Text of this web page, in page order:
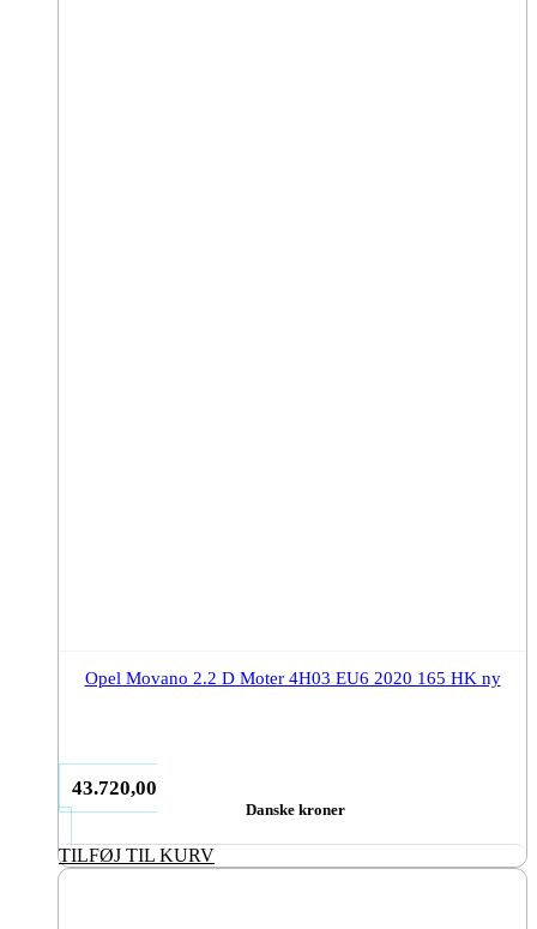
Opel Movano 2.2 D Moter 4H03 EU6 2020 165 HK ny
43.720,00
Danske kroner
TILFØJ TIL KURV